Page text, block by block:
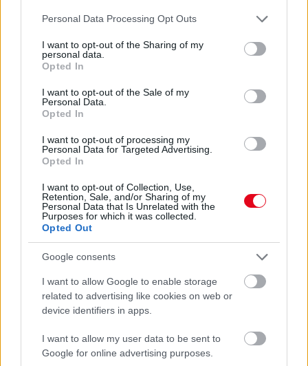
Please note that this website/app uses one or more Google
not limited to your visit or usage behaviour. You may click to
grant or deny consent to Google and its third-party tags to
use your data for below specified purposes in below Google
consent section.
Personal Data Processing Opt Outs
I want to opt-out of the Sharing of my
personal data.
Opted In
I want to opt-out of the Sale of my
Personal Data.
Opted In
I want to opt-out of processing my
Personal Data for Targeted Advertising.
Opted In
I want to opt-out of Collection, Use,
Retention, Sale, and/or Sharing of my
Personal Data that Is Unrelated with the
Purposes for which it was collected.
Opted Out
Google consents
I want to allow Google to enable storage
related to advertising like cookies on web or
device identifiers in apps.
I want to allow my user data to be sent to
Google for online advertising purposes.
Orvos figyelmeztet: ezt az apró reggeli tünetet ne
Ezért párásodik be állandóan az ablak – egyszerűbb a
megoldás, mint gondolnád